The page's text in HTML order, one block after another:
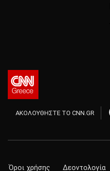
ΑΚΟΛΟΥΘΗΣΤΕ ΤΟ CNN.GR
Όροι χρήσης Δεοντολογία